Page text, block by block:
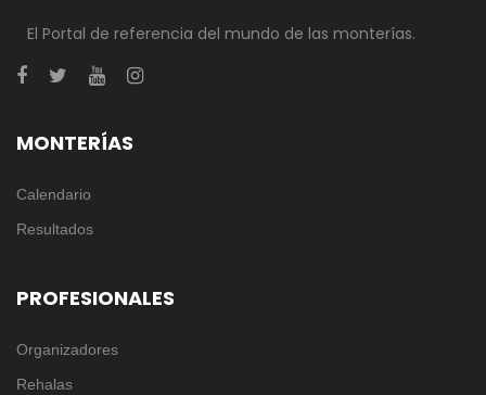
El Portal de referencia del mundo de las monterías.
MONTERÍAS
Calendario
Resultados
PROFESIONALES
Organizadores
Rehalas